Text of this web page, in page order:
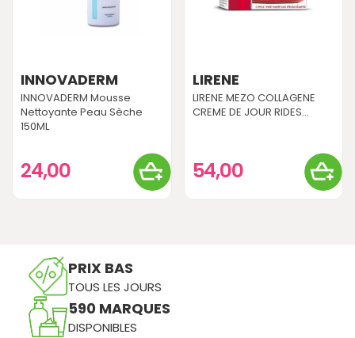
INNOVADERM
INNOVADERM Mousse
Nettoyante Peau Sèche
150ML
24,00
LIRENE
LIRENE MEZO COLLAGENE
CREME DE JOUR RIDES...
54,00
PRIX BAS
TOUS LES JOURS
590 MARQUES
DISPONIBLES